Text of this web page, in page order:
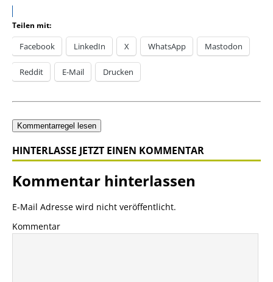
Teilen mit:
Facebook LinkedIn X WhatsApp Mastodon
Reddit E-Mail Drucken
Kommentarregel lesen
HINTERLASSE JETZT EINEN KOMMENTAR
Kommentar hinterlassen
E-Mail Adresse wird nicht veröffentlicht.
Kommentar